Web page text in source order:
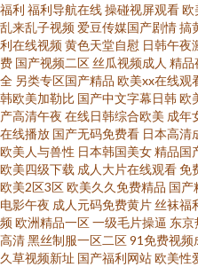
福利 福利导航在线操碰视屏观看欧
乱来乱子视频爱豆传媒国产剧情搞
利在线视频黄色天堂自慰 日韩午夜
费 国产视频二区丝瓜视频成人 精品
全 另类专区国产精品 欧美xx在线观
韩欧美加勒比 国产中文字幕日韩欧
产高清午夜 在线日韩综合欧美 成年
在线播放 国产无码免费看 日本高清
欧美人与兽性 日本韩国美女精品国
欧美四级下载 成人大片在线观看免
欧美2区3区欧美久久免费精品 国产
电影午夜 成人元码免费黄片丝袜福
频欧洲精品一区一级毛片操逼 东京
高清黑丝制服一区二区91免费视频
久草视频新址 国产福利网站欧美性